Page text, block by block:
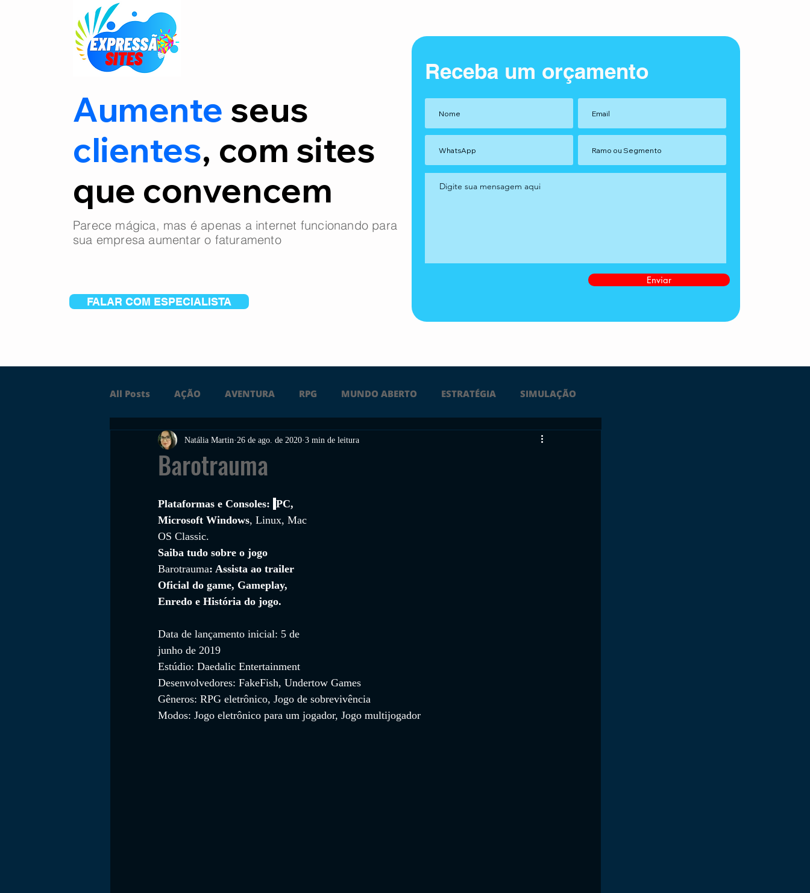
Aumente seus
clientes, com sites
que convencem
Parece mágica, mas é apenas a internet funcionando para
sua empresa aumentar o faturamento
FALAR COM ESPECIALISTA
Receba um orçamento
Enviar
All Posts AÇÃO AVENTURA RPG MUNDO ABERTO ESTRATÉGIA SIMULAÇÃO
FICÇÃO TERROR PC PS4 PS5 ÚLTIMAS
SOBREVIVÊNCIA
FILMES
Barotrauma
Natália Martin 26 de ago. de 2020 3 min de leitura
Plataformas e Consoles: PC,
Microsoft Windows, Linux, Mac
OS Classic.
Saiba tudo sobre o jogo
Barotrauma: Assista ao trailer
Oficial do game, Gameplay,
Enredo e História do jogo.
Data de lançamento inicial: 5 de
junho de 2019
Estúdio: Daedalic Entertainment
Desenvolvedores: FakeFish, Undertow Games
Gêneros: RPG eletrônico, Jogo de sobrevivência
Modos: Jogo eletrônico para um jogador, Jogo multijogador